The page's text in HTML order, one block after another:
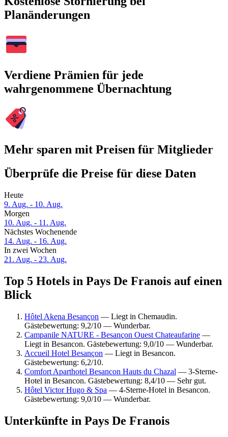
Planänderungen
Verdiene Prämien für jede
wahrgenommene Übernachtung
Mehr sparen mit Preisen für Mitglieder
Überprüfe die Preise für diese Daten
Heute
9. Aug. - 10. Aug.
Morgen
10. Aug. - 11. Aug.
Nächstes Wochenende
14. Aug. - 16. Aug.
In zwei Wochen
21. Aug. - 23. Aug.
Top 5 Hotels in Pays De Franois auf einen
Blick
Hôtel Akena Besançon — Liegt in Chemaudin.
Gästebewertung: 9,2/10 — Wunderbar.
Campanile NATURE - Besançon Ouest Chateaufarine —
Liegt in Besancon. Gästebewertung: 9,0/10 — Wunderbar.
Accueil Hotel Besançon — Liegt in Besancon.
Gästebewertung: 6,2/10.
Comfort Aparthotel Besancon Hauts du Chazal — 3-Sterne-
Hotel in Besancon. Gästebewertung: 8,4/10 — Sehr gut.
Hôtel Victor Hugo & Spa — 4-Sterne-Hotel in Besancon.
Gästebewertung: 9,0/10 — Wunderbar.
Unterkünfte in Pays De Franois